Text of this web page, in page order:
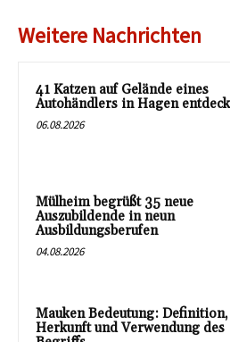
Weitere Nachrichten
41 Katzen auf Gelände eines
Autohändlers in Hagen
06.08.2026
Mülheim begrüßt 35 neue
Auszubildende in neun
Ausbildungsberufen
04.08.2026
Mauken Bedeutung: Definition,
Herkunft und Verwendung des